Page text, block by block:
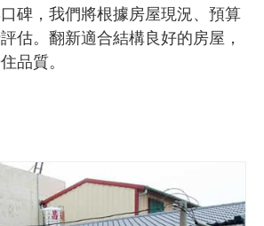
碑，我們將根據房屋現況、預算
估。翻新適合結構良好的房屋，
品質。